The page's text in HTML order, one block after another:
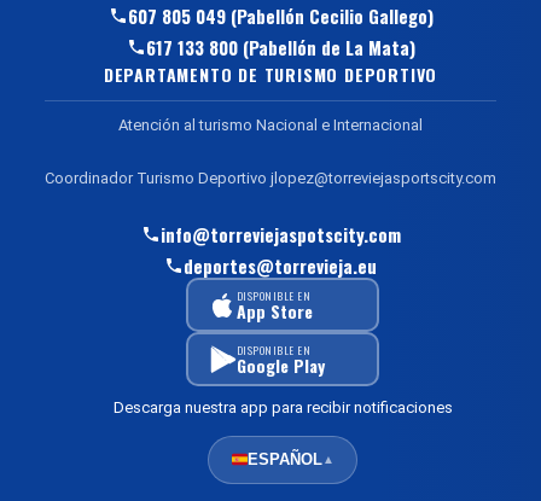
607 805 049 (Pabellón Cecilio Gallego)
617 133 800 (Pabellón de La Mata)
DEPARTAMENTO DE TURISMO DEPORTIVO
Atención al turismo Nacional e Internacional
Coordinador Turismo Deportivo jlopez@torreviejasportscity.com
info@torreviejaspotscity.com
deportes@torrevieja.eu
DISPONIBLE EN
App Store
DISPONIBLE EN
Google Play
Descarga nuestra app para recibir notificaciones
ESPAÑOL▲